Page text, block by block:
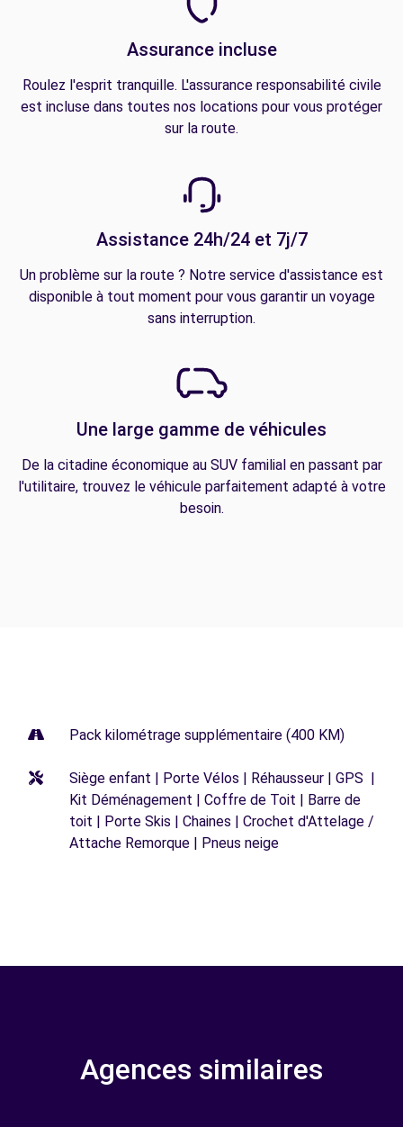
Assurance incluse
Roulez l'esprit tranquille. L'assurance responsabilité civile
est incluse dans toutes nos locations pour vous protéger
sur la route.
Assistance 24h/24 et 7j/7
Un problème sur la route ? Notre service d'assistance est
disponible à tout moment pour vous garantir un voyage
sans interruption.
Une large gamme de véhicules
De la citadine économique au SUV familial en passant par
l'utilitaire, trouvez le véhicule parfaitement adapté à votre
besoin.
Pack kilométrage supplémentaire (400 KM)
Siège enfant | Porte Vélos | Réhausseur | GPS |
Kit Déménagement | Coffre de Toit | Barre de
toit | Porte Skis | Chaines | Crochet d'Attelage /
Attache Remorque | Pneus neige
Agences similaires